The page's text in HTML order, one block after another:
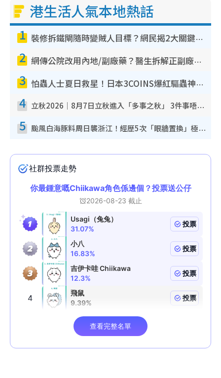
港生活人氣本地熱話
1 裝修拆鐵閘隨時變賊人目標？網民揭2大關鍵用途：裝新式等於白裝？附新舊鐵閘分別
2 網傳公院改用內地/副廠藥？醫生拆解正副廠分別 揭4類人換藥隨時出事
3 怕蟲人士夏日救星！日本3COINS爆紅驅蟲神器$45起 1招「全程免觸碰」輕鬆搞定小強
4 立秋2026｜8月7日立秋進入「多事之秋」 3件事唔做得！專家教6招開運 清枱頭／銀包納氣接好運
5 颱風白海豚料周日襲浙江！經歷5次「眼牆置換」極罕見 成登陸內地最長途颱風